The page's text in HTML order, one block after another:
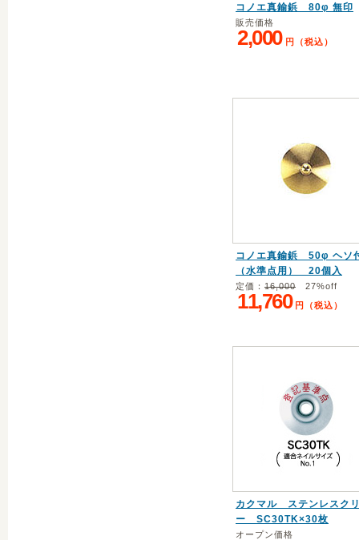
コノエ真鍮鋲 80φ 無印
販売価格
2,000 円（税込）
コノエ真鍮鋲 50φ ヘソ
（水準点用） 20個入
定価： 16,000 27%off
11,760 円（税込）
カクマル ステンレスク
ー SC30TK×30枚
オープン価格